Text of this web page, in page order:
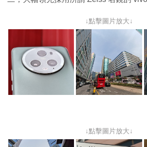
↓點擊圖片放大↓
↓點擊圖片放大↓